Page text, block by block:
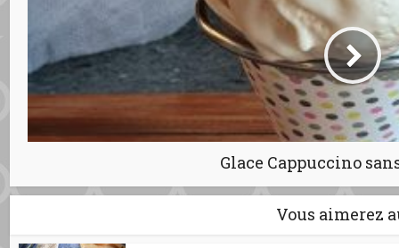
Glace Cappuccino
Vous aimerez